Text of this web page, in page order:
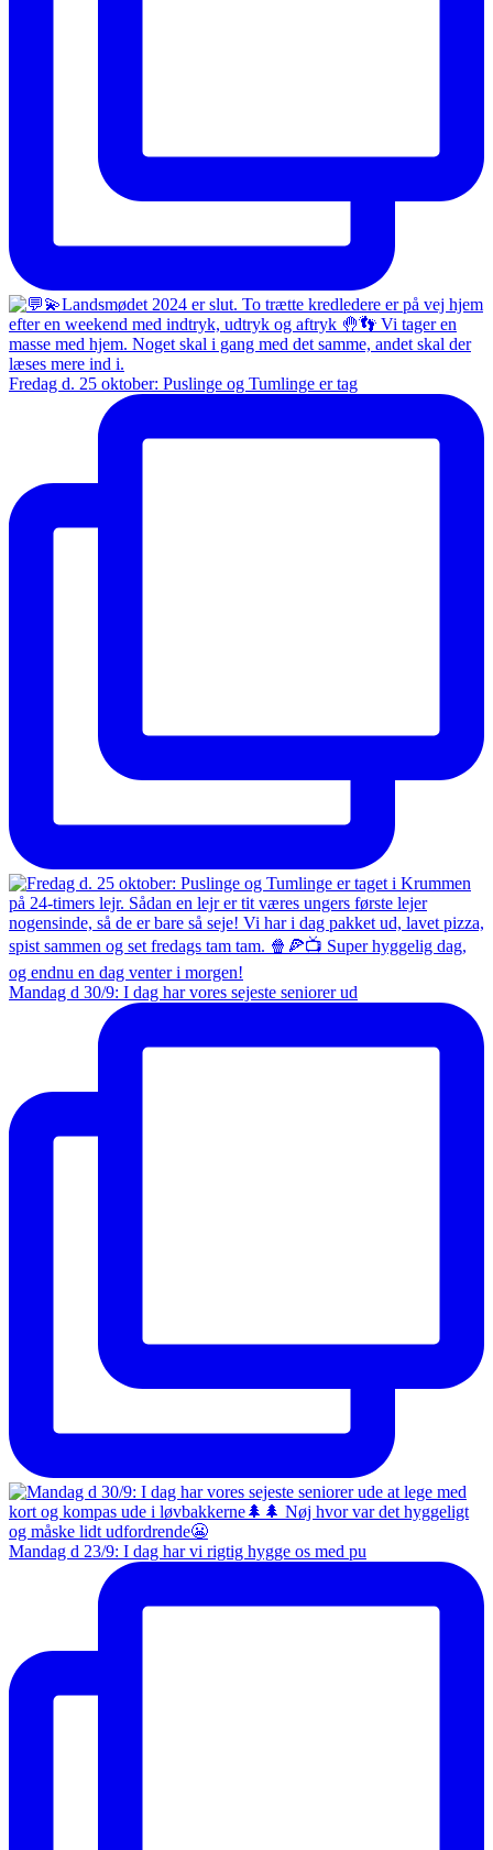
Fredag d. 25 oktober: Puslinge og Tumlinge er tag
Mandag d 30/9: I dag har vores sejeste seniorer ud
Mandag d 23/9: I dag har vi rigtig hygge os med pu